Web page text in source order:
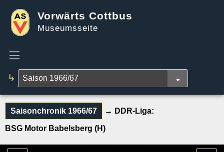
Vorwärts Cottbus
Museumsseite
↳
Saisonchronik 1966/67 → DDR-Liga:
BSG Motor Babelsberg (H)